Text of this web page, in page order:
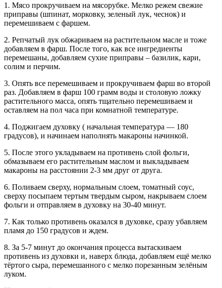
1. Мясо прокручиваем на мясорубке. Мелко режем свежие
приправы (шпинат, морковку, зеленый лук, чеснок) и
перемешиваем с фаршем.
2. Репчатый лук обжариваем на растительном масле и тоже
добавляем в фарш. После того, как все ингредиенты
перемешаны, добавляем сухие приправы – базилик, кари,
солим и перчим.
3. Опять все перемешиваем и прокручиваем фарш во второй
раз. Добавляем в фарш 100 грамм воды и столовую ложку
растительного масса, опять тщательно перемешиваем и
оставляем на пол часа при комнатной температуре.
4. Поджигаем духовку ( начальная температура — 180
градусов), и начинаем наполнять макароны начинкой.
5. После этого укладываем на противень слой фольги,
обмазываем его растительным маслом и выкладываем
макароны на расстоянии 2-3 мм друг от друга.
6. Поливаем сверху, нормальным слоем, томатный соус,
сверху посыпаем тертым твердым сыром, накрываем слоем
фольги и отправляем в духовку на 30-40 минут.
7. Как только противень оказался в духовке, сразу убавляем
пламя до 150 градусов и ждем.
8. За 5-7 минут до окончания процесса вытаскиваем
противень из духовки и, наверх блюда, добавляем ещё мелко
тёртого сыра, перемешанного с мелко порезанным зелёным
луком.